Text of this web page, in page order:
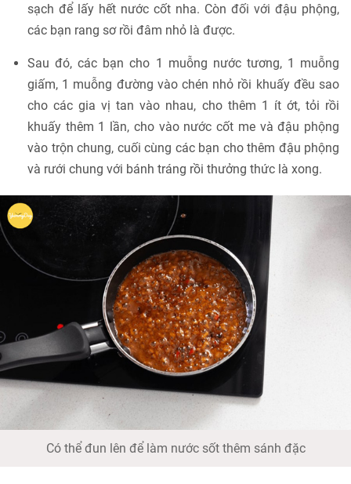
sạch để lấy hết nước cốt nha. Còn đối với đậu phộng,
các bạn rang sơ rồi đâm nhỏ là được.
Sau đó, các bạn cho 1 muỗng nước tương, 1 muỗng
giấm, 1 muỗng đường vào chén nhỏ rồi khuấy đều sao
cho các gia vị tan vào nhau, cho thêm 1 ít ớt, tỏi rồi
khuấy thêm 1 lần, cho vào nước cốt me và đậu phộng
vào trộn chung, cuối cùng các bạn cho thêm đậu phộng
và rưới chung với bánh tráng rồi thưởng thức là xong.
Có thể đun lên để làm nước sốt thêm sánh đặc